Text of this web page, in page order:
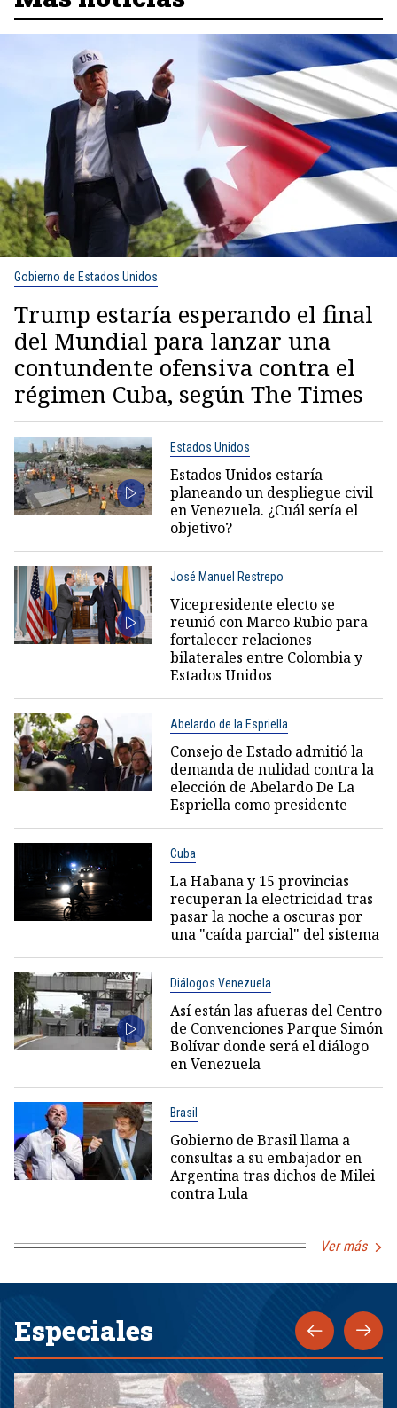
Gobierno de Estados Unidos
Trump estaría esperando el final
del Mundial para lanzar una
contundente ofensiva contra el
régimen Cuba, según The Times
Estados Unidos
Estados Unidos estaría
planeando un despliegue civil
en Venezuela. ¿Cuál sería el
objetivo?
José Manuel Restrepo
Vicepresidente electo se
reunió con Marco Rubio para
fortalecer relaciones
bilaterales entre Colombia y
Estados Unidos
Abelardo de la Espriella
Consejo de Estado admitió la
demanda de nulidad contra la
elección de Abelardo De La
Espriella como presidente
Cuba
La Habana y 15 provincias
recuperan la electricidad tras
pasar la noche a oscuras por
una "caída parcial" del sistema
Diálogos Venezuela
Así están las afueras del Centro
de Convenciones Parque Simón
Bolívar donde será el diálogo
en Venezuela
Brasil
Gobierno de Brasil llama a
consultas a su embajador en
Argentina tras dichos de Milei
contra Lula
Ver más
Especiales